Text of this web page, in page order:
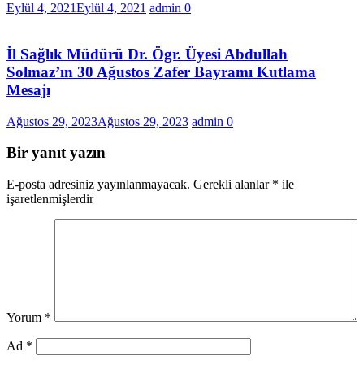
Eylül 4, 2021Eylül 4, 2021 admin 0
İl Sağlık Müdürü Dr. Ögr. Üyesi Abdullah
Solmaz’ın 30 Ağustos Zafer Bayramı Kutlama
Mesajı
Ağustos 29, 2023Ağustos 29, 2023 admin 0
Bir yanıt yazın
E-posta adresiniz yayınlanmayacak. Gerekli alanlar * ile
işaretlenmişlerdir
Yorum *
Ad *